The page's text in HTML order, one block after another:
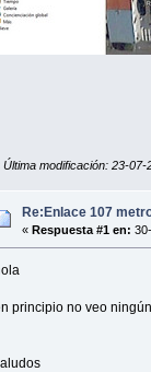
Última modificación: 23-
Re:Enlace 107
« Respuesta #1 en:
principio no veo